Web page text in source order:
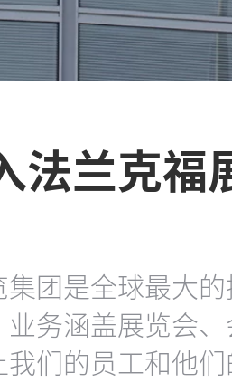
法兰克福
团是全球最大
务涵盖展览会
们的员工和他们